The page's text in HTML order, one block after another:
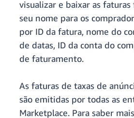
visualizar e baixar as faturas
seu nome para os
por ID da fatura, nome do
de datas, ID da conta do
de faturamento.
As faturas de taxas de
são emitidas por todas as
Marketplace. Para saber